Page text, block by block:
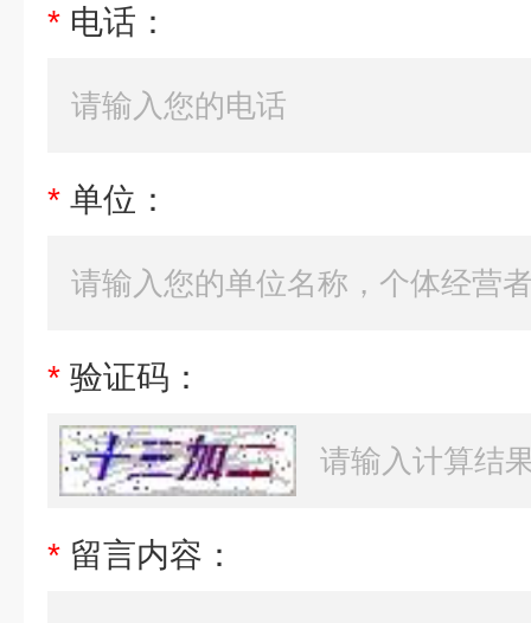
* 电话：
* 单位：
* 验证码：
* 留言内容：